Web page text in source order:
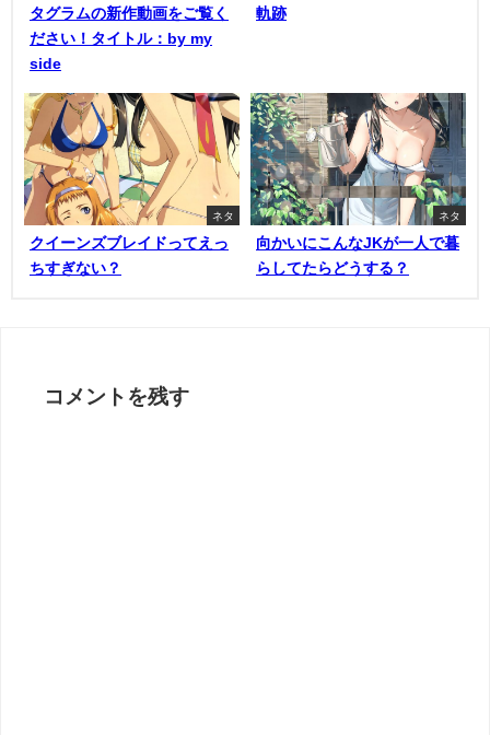
タグラムの新作動画をご覧く
ださい！タイトル：by my
side
軌跡
ネタ
クイーンズブレイドってえっ
ちすぎない？
ネタ
向かいにこんなJKが一人で暮
らしてたらどうする？
コメントを残す